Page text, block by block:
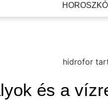
és a